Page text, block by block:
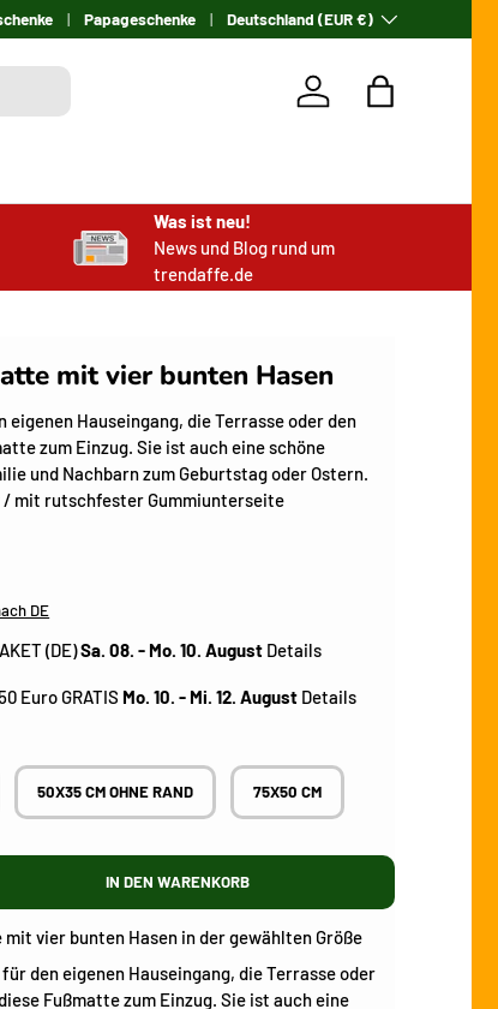
Papageschenke Land/Region
Deutschland (EUR €)
Einloggen
Was ist neu!
News und Blog rund um
trendaffe.de
mit vier bunten Hasen
Hauseingang, die Terrasse oder den
zum Einzug. Sie ist auch eine schöne
und Nachbarn zum Geburtstag oder Ostern.
mit rutschfester Gummiunterseite
DE
(DE)Sa. 08. - Mo. 10. August Details
Euro GRATIS Mo. 10. - Mi. 12. August Details
50X35 CM OHNE RAND 75X50 CM
IN DEN WARENKORB
vier bunten Hasen in der gewählten Größe
den eigenen Hauseingang, die Terrasse oder
Fußmatte zum Einzug. Sie ist auch eine